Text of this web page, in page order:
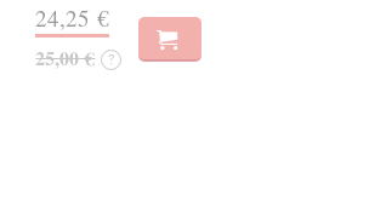
24,25 €
25,00 € ?